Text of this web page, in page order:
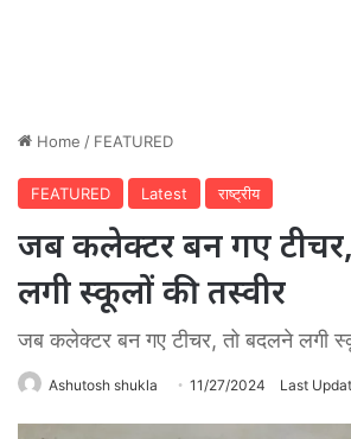
Home / FEATURED
FEATURED Latest राष्ट्रीय
जब कलेक्टर बन गए
लगी स्कूलों की तस्वीर
जब कलेक्टर बन गए टीचर, तो बदलने लगी
Ashutosh shukla 11/27/2024 Last